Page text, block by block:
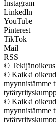
Instagram
LinkedIn
YouTube
Pinterest
TikTok
Mail
RSS
©
© Kaikki
myynnistämme
© Kaikki
myynnistämme